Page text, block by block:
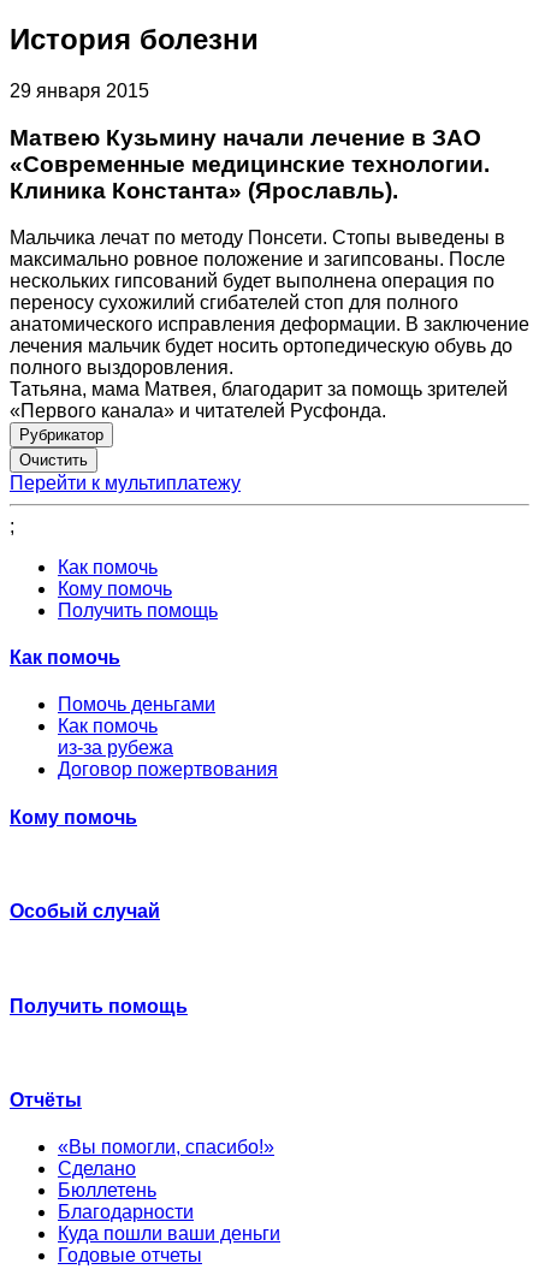
История болезни
29 января 2015
Матвею Кузьмину начали лечение в ЗАО
«Современные медицинские технологии.
Клиника Константа» (Ярославль).
Мальчика лечат по методу Понсети. Стопы выведены в
максимально ровное положение и загипсованы. После
нескольких гипсований будет выполнена операция по
переносу сухожилий сгибателей стоп для полного
анатомического исправления деформации. В заключение
лечения мальчик будет носить ортопедическую обувь до
полного выздоровления.
Татьяна, мама Матвея, благодарит за помощь зрителей
«Первого канала» и читателей Русфонда.
Рубрикатор
Перейти к мультиплатежу
;
Как помочь
Кому помочь
Получить помощь
Как помочь
Помочь деньгами
Как помочь
из-за рубежа
Договор пожертвования
Кому помочь
Особый случай
Получить помощь
Отчёты
«Вы помогли, спасибо!»
Сделано
Бюллетень
Благодарности
Куда пошли ваши деньги
Годовые отчеты